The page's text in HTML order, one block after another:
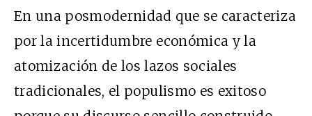
En una posmodernidad que se caracteriza
por la incertidumbre económica y la
atomización de los lazos sociales
tradicionales, el populismo es exitoso